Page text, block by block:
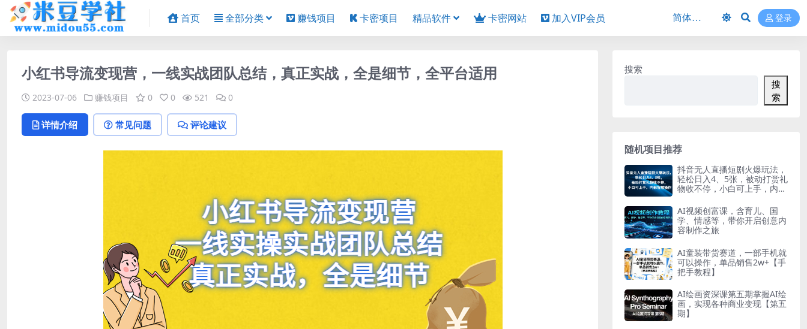
首页 全部分类 赚钱项目 卡密项目 精品软件 卡密网站 加入VIP会员 登录
小红书导流变现营，一线实战团队总结，真正实战，全是细节，全平台适用
2023-07-06 赚钱项目 0 0 521 0
详情介绍 常见问题 评论建议
搜索
搜
索
随机项目推荐
抖音无人直播短剧火爆玩法，
轻松日入4、5张，被动打赏礼
物收不停，小白可上手，内部
AI视频创富课，含育儿、国
学、情感等，带你开启创意内
容制作之旅
AI童装带货赛道，一部手机就
可以操作，单品销售2w+【手
把手教程】
AI绘画资深课第五期掌握AI绘
画，实现各种商业变现【第五
期】